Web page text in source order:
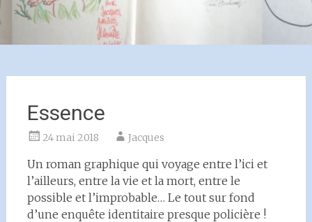
Essence
24 mai 2018 Jacques
Un roman graphique qui voyage entre l’ici et
l’ailleurs, entre la vie et la mort, entre le
possible et l’improbable… Le tout sur fond
d’une enquête identitaire presque policière !